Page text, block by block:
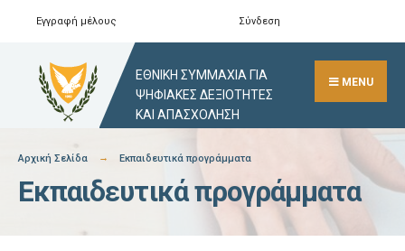
Εγγραφή μέλους Σύνδεση
ΕΘΝΙΚΗ ΣΥΜΜΑΧΙΑ ΓΙΑ
ΨΗΦΙΑΚΕΣ ΔΕΞΙΟΤΗΤΕΣ
ΚΑΙ ΑΠΑΣΧΟΛΗΣΗ
MENU
Αρχική Σελίδα Εκπαιδευτικά προγράμματα
Εκπαιδευτικά προγράμματα